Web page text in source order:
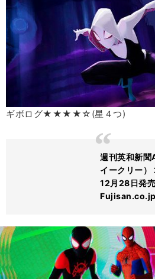
ギボログ★★★★☆(星４つ)
週刊英和新
イークリー
12月28日発
Fujisan.co.jp